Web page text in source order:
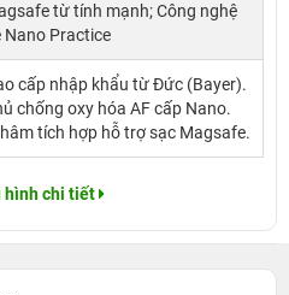
từ tính mạnh; Công nghệ
Nano Practice
cấp nhập khẩu từ Đức (Bayer).
chống oxy hóa AF cấp Nano.
tích hợp hỗ trợ sạc Magsafe.
hình chi tiết